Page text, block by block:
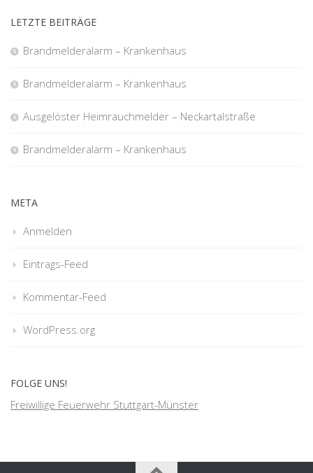
LETZTE BEITRÄGE
Brandmelderalarm – Krankenhaus
Brandmelderalarm – Krankenhaus
Ausgelöster Heimrauchmelder – Neckartalstraße
Brandmelderalarm – Krankenhaus
META
Anmelden
Eintrags-Feed
Kommentar-Feed
WordPress.org
FOLGE UNS!
Freiwillige Feuerwehr Stuttgart-Münster